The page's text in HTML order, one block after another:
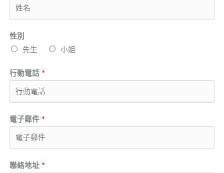
性別
先生
小姐
行動電話 *
電子郵件 *
聯絡地址 *